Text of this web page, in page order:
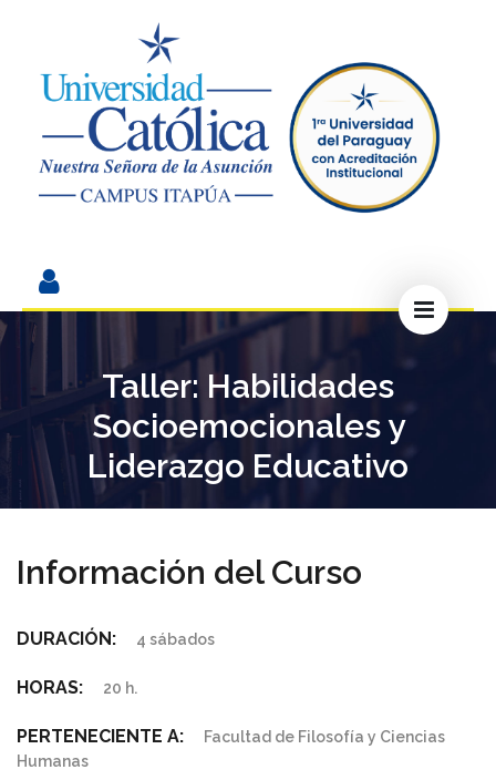
Taller: Habilidades
Socioemocionales y
Liderazgo Educativo
Información del Curso
DURACIÓN: 4 sábados
HORAS: 20 h.
PERTENECIENTE A:
Facultad de Filosofía y Ciencias
Humanas